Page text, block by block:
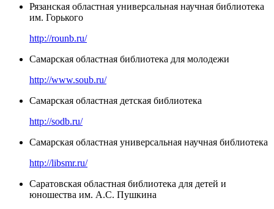
Рязанская областная универсальная научная библиотека
им. Горького
http://rounb.ru/
Самарская областная библиотека для молодежи
http://www.soub.ru/
Самарская областная детская библиотека
http://sodb.ru/
Самарская областная универсальная научная библиотека
http://libsmr.ru/
Саратовская областная библиотека для детей и
юношества им. А.С. Пушкина